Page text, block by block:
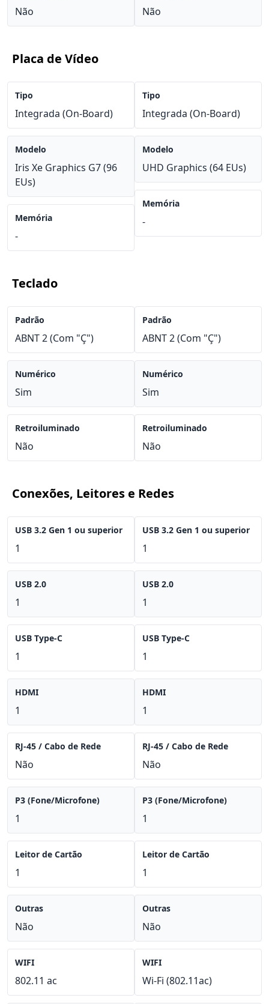
Não Não
Placa de Vídeo
Tipo
Integrada (On-Board)
Modelo
Iris Xe Graphics G7 (96
EUs)
Memória
-
Tipo
Integrada (On-Board)
Modelo
UHD Graphics (64 EUs)
Memória
-
Teclado
Padrão
ABNT 2 (Com "Ç")
Numérico
Sim
Retroiluminado
Não
Padrão
ABNT 2 (Com "Ç")
Numérico
Sim
Retroiluminado
Não
Conexões, Leitores e Redes
USB 3.2 Gen 1 ou superior
1
USB 2.0
1
USB Type-C
1
HDMI
1
RJ-45 / Cabo de Rede
Não
P3 (Fone/Microfone)
1
Leitor de Cartão
1
Outras
Não
WIFI
802.11 ac
USB 3.2 Gen 1 ou superior
1
USB 2.0
1
USB Type-C
1
HDMI
1
RJ-45 / Cabo de Rede
Não
P3 (Fone/Microfone)
1
Leitor de Cartão
1
Outras
Não
WIFI
Wi-Fi (802.11ac)